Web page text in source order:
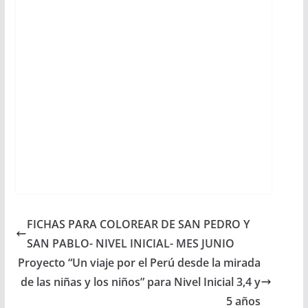
FICHAS PARA COLOREAR DE SAN PEDRO Y
SAN PABLO- NIVEL INICIAL- MES JUNIO
Proyecto “Un viaje por el Perú desde la mirada
de las niñas y los niños” para Nivel Inicial 3,4 y
5 años